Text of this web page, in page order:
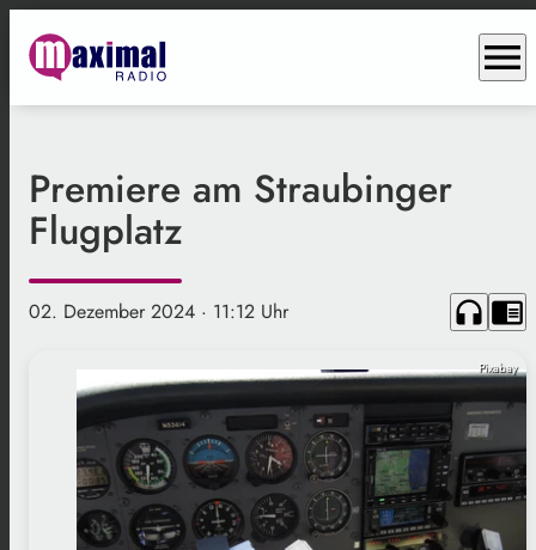
menu
Premiere am Straubinger
Flugplatz
02. Dezember 2024 · 11:12 Uhr headphones chrome_reader_mode
Pixabay